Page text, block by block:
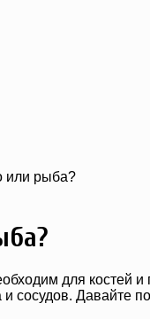
или рыба?
для костей
сосудов. Давайте